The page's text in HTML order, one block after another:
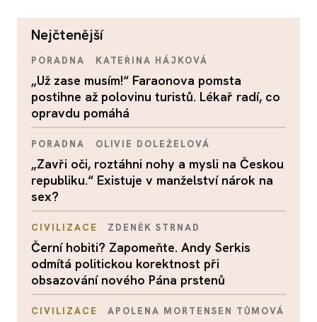
nejčtenější
PORADNA KATEŘINA HÁJKOVÁ
„Už zase musím!“ Faraonova pomsta
postihne až polovinu turistů. Lékař radí, co
opravdu pomáhá
PORADNA OLIVIE DOLEŽELOVÁ
„Zavři oči, roztáhni nohy a mysli na Českou
republiku.“ Existuje v manželství nárok na
sex?
CIVILIZACE ZDENĚK STRNAD
Černí hobiti? Zapomeňte. Andy Serkis
odmítá politickou korektnost při
obsazování nového Pána prstenů
CIVILIZACE APOLENA MORTENSEN TŮMOVÁ